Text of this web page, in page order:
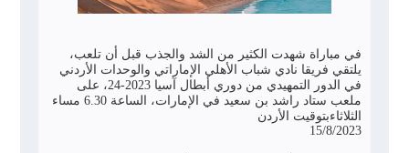
في مباراة شهدت الكثير من الشد والجذب قبل أن تلعب،
يلتقي فريقا نادي شباب الأهلي الإماراتي والوحدات الأردني
في الدور التمهيدي من دوري أبطال آسيا 2023-24، على
ملعب ستاد راشد بن سعيد في الإمارات، الساعة 6.30 مساء
الثلاثاءبتوقيت الأردن
15/8/2023